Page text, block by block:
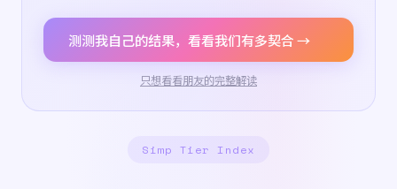
测测我自己的结果，看看我们有多契合 →
只想看看朋友的完整解读
Simp Tier Index